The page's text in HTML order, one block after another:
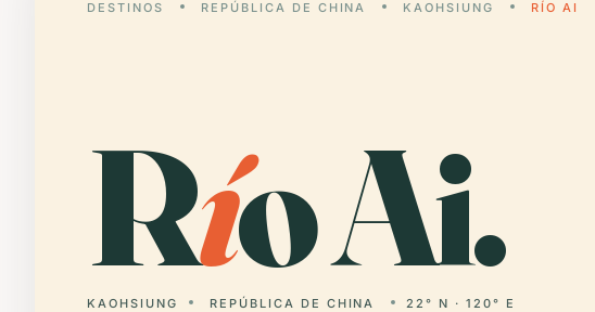
DESTINOS REPÚBLICA DE CHINA KAOHSIUNG RÍO AI
Río Ai.
KAOHSIUNG REPÚBLICA DE CHINA 22° N · 120° E